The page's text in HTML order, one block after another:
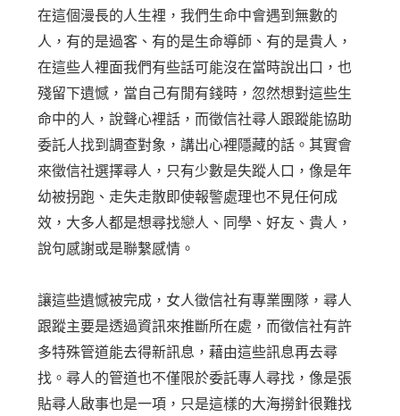
在這個漫長的人生裡，我們生命中會遇到無數的
人，有的是過客、有的是生命導師、有的是貴人，
在這些人裡面我們有些話可能沒在當時說出口，也
殘留下遺憾，當自己有閒有錢時，忽然想對這些生
命中的人，說聲心裡話，而徵信社尋人跟蹤能協助
委託人找到調查對象，講出心裡隱藏的話。其實會
來徵信社選擇尋人，只有少數是失蹤人口，像是年
幼被拐跑、走失走散即使報警處理也不見任何成
效，大多人都是想尋找戀人、同學、好友、貴人，
說句感謝或是聯繫感情。
讓這些遺憾被完成，女人徵信社有專業團隊，尋人
跟蹤主要是透過資訊來推斷所在處，而徵信社有許
多特殊管道能去得新訊息，藉由這些訊息再去尋
找。尋人的管道也不僅限於委託專人尋找，像是張
貼尋人啟事也是一項，只是這樣的大海撈針很難找